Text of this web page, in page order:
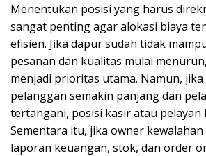
Menentukan posisi yang harus
sangat penting agar alokasi biaya
efisien. Jika dapur sudah tidak
pesanan dan kualitas mulai
menjadi prioritas utama. Namun,
pelanggan semakin panjang dan
tertangani, posisi kasir atau pelayan
Sementara itu, jika owner
laporan keuangan, stok, dan order